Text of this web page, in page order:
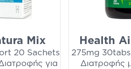
Mix
20 Sachets
για
Health
275mg
Διατροφής